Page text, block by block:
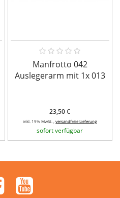
Manfrotto 042
Auslegerarm mit 1x 013
23,50 €
inkl. 19% MwSt. ,versandfreie Lieferung
sofort verfügbar